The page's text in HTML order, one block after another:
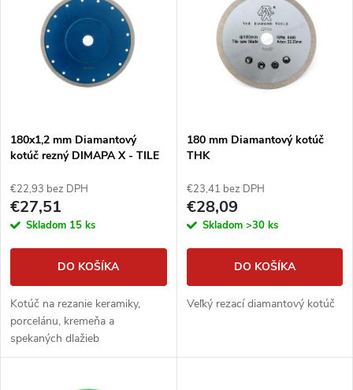
e
p
r
d
u
Abecedne
s
p
r
o
d
u
k
180x1,2 mm Diamantový
kotúč rezný DIMAPA X - TILE
€22,93 bez DPH
€27,51
Skladom 15 ks
DO KOŠÍKA
Kotúč na rezanie keramiky,
porcelánu, kremeňa a
spekaných dlažieb
180 mm Diamantový kotúč
THK
€23,41 bez DPH
€28,09
Skladom >30 ks
DO KOŠÍKA
Veľký rezací diamantový kotúč